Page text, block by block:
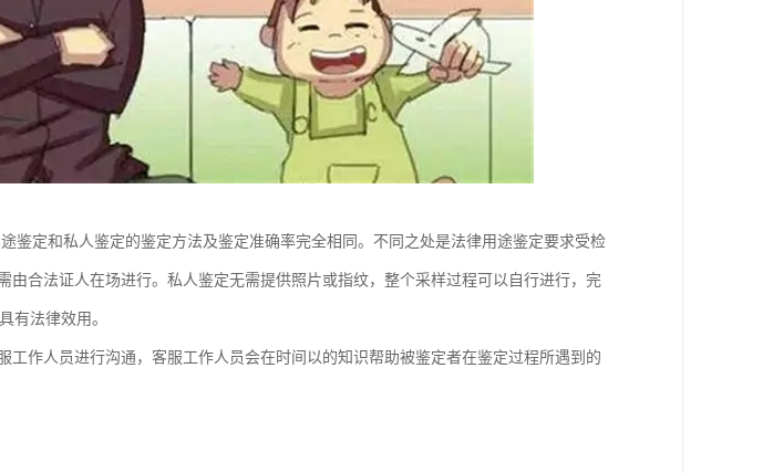
鉴定和私人鉴定的鉴定方法及鉴定准确率完全相同。不同之处是法律用途鉴定要求受检
由合法证人在场进行。私人鉴定无需提供照片或指纹，整个采样过程可以自行进行，完
有法律效用。
工作人员进行沟通，客服工作人员会在时间以的知识帮助被鉴定者在鉴定过程所遇到的